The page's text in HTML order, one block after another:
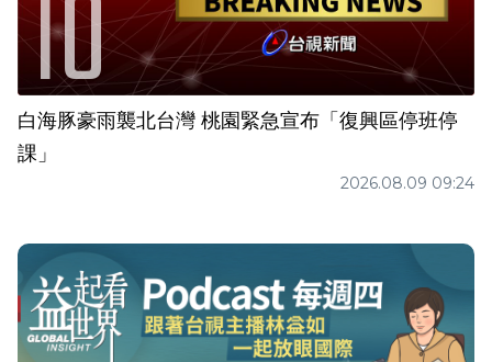
白海豚豪雨襲北台灣 桃園緊急宣布「復興區停班停
課」
2026.08.09 09:24